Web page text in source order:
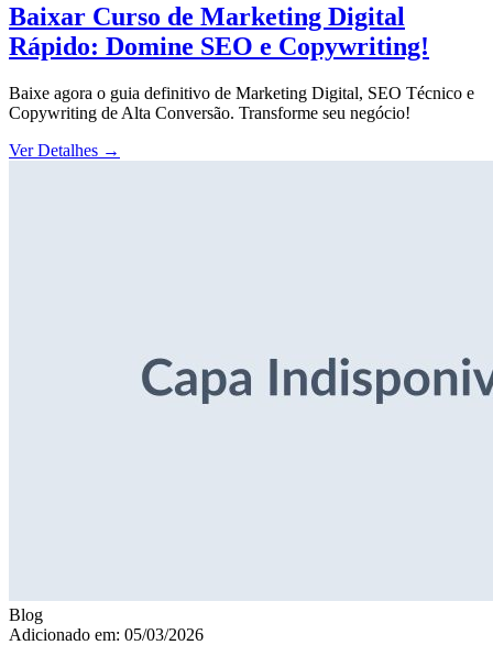
Baixar Curso de Marketing Digital
Rápido: Domine SEO e Copywriting!
Baixe agora o guia definitivo de Marketing Digital, SEO Técnico e
Copywriting de Alta Conversão. Transforme seu negócio!
Ver Detalhes →
Blog
Adicionado em: 05/03/2026